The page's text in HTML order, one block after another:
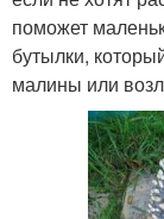
поможет
бутылки,
малины или